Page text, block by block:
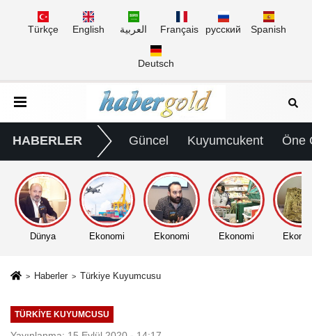
Türkçe English العربية Français русский Spanish
Deutsch
HABERLER Güncel Kuyumcukent Öne
Dünya Ekonomi Ekonomi Ekonomi
Haberler Türkiye Kuyumcusu
TÜRKIYE KUYUMCUSU